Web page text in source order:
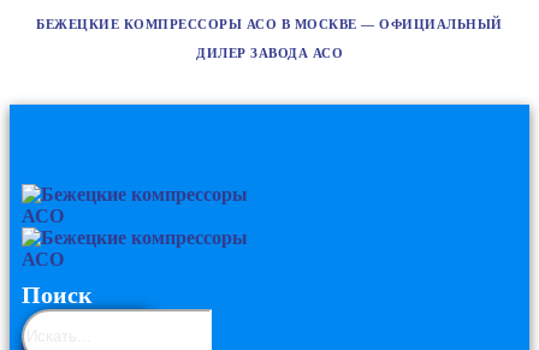
БЕЖЕЦКИЕ КОМПРЕССОРЫ АСО В МОСКВЕ — ОФИЦИАЛЬНЫЙ
ДИЛЕР ЗАВОДА АСО
Поиск